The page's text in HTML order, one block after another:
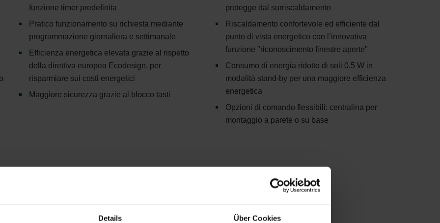
Details Über Cookies
funzione timer predefinita
Pratico funzionamento su richiesta mediante
programmazione giornaliera e settimanale
Efficienza energetica elevata grazie al rispetto
della direttiva europea Ecodesign, per
risparmiare sui costi energetici
Maggiore sicurezza grazie al blocco tasti
protegge dal surriscaldamento
Riscaldamento confortevole ed efficiente dal
punto di vista energetico con l’innovativa
funzione "riconoscimento finestre aperte"
Consumo di energia ridotto di soli 0,5 W in
modalità stand-by per una maggiore efficienza
energetica
Opzioni di comando flessibili: centralina per
montaggio a parete o su base